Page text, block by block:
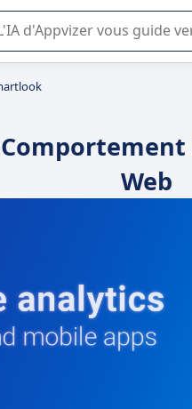
guide dans l'utilisation ou la
Web